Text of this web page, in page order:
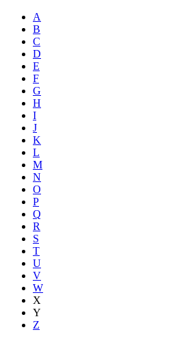
A
B
C
D
E
F
G
H
I
J
K
L
M
N
O
P
Q
R
S
T
U
V
W
X
Y
Z